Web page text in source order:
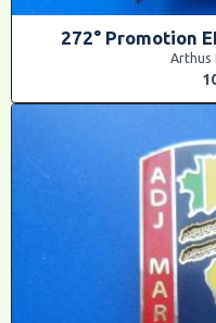
272° Promotion
Arthus